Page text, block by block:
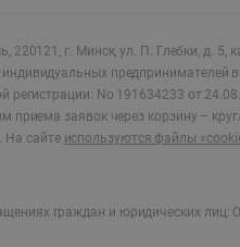
220121, г. Минск, ул. П. Глебки, д. 5,
предпринимателей
регистрации: No 191634233 от
заявок через корзину –
. На сайте используются файлы
граждан и юридических лиц: